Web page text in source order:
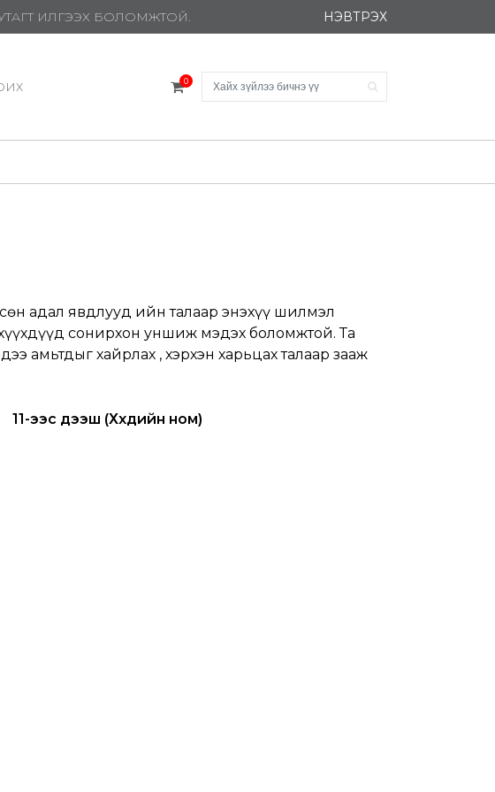
ИЛГЭЭХ БОЛОМЖТОЙ. НЭВТРЭХ
0
адал явдлууд ийн талаар энэхүү шилмэл
сонирхон уншиж мэдэх боломжтой. Та
амьтдыг хайрлах , хэрхэн харьцах талаар зааж
11-ээс дээш (Хүүхдийн ном)